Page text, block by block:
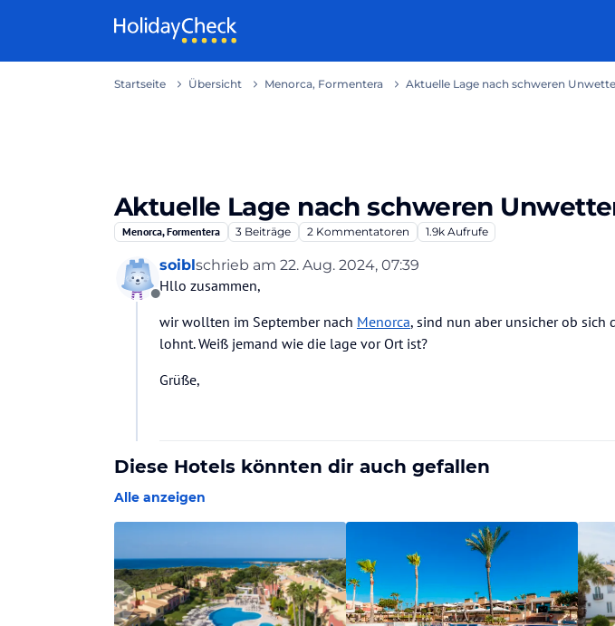
Startseite Übersicht Menorca, Formentera Aktuelle Lage nach schweren
Aktuelle Lage nach schweren
Menorca, Formentera 3 Beiträge 2 Kommentatoren 1.9k Aufrufe
Offline
soiblschrieb am 22. Aug. 2024, 07:39
zuletzt editiert von
Hllo zusammen,
wir wollten im September nach Menorca, sind nun aber unsicher ob sich
lohnt. Weiß jemand wie die lage vor Ort ist?
Grüße,